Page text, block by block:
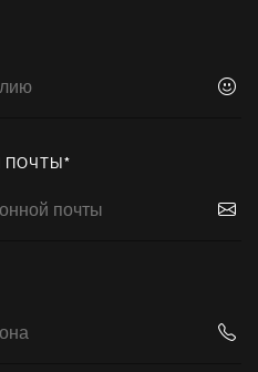
ПОЧТЫ*